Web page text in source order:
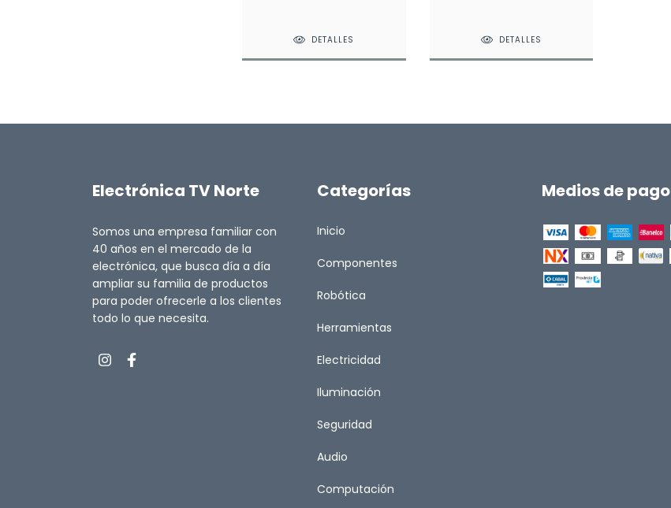
DETALLES DETALLES
Electrónica TV Norte
Somos una empresa familiar con
40 años en el mercado de la
electrónica, que busca día a día
ampliar su familia de productos
para poder ofrecerle a los clientes
todo lo que necesita.
Categorías
Inicio
Componentes
Robótica
Herramientas
Electricidad
Iluminación
Seguridad
Audio
Computación
Medios de pago